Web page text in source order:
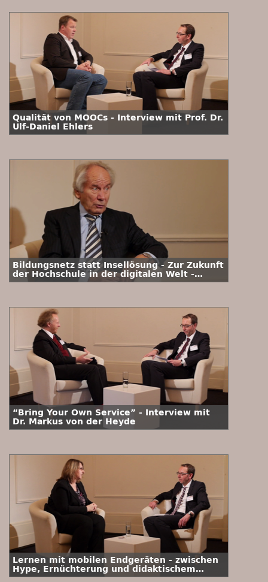
Qualität von MOOCs - Interview mit Prof. Dr.
Ulf-Daniel Ehlers
Bildungsnetz statt Insellösung - Zur Zukunft
der Hochschule in der digitalen Welt -
Interview Prof. Dr. Dr. h. c. mult. August-
“Bring Your Own Service” - Interview mit
Dr. Markus von der Heyde
Lernen mit mobilen Endgeräten - zwischen
Hype, Ernüchterung und didaktischem
Mehrwert - Interview mit Prof. Dr. Kerstin